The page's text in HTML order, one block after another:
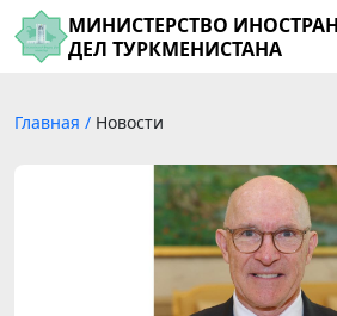
МИНИСТЕРСТВО
ДЕЛ ТУРКМЕНИСТАНА
Главная / Новости